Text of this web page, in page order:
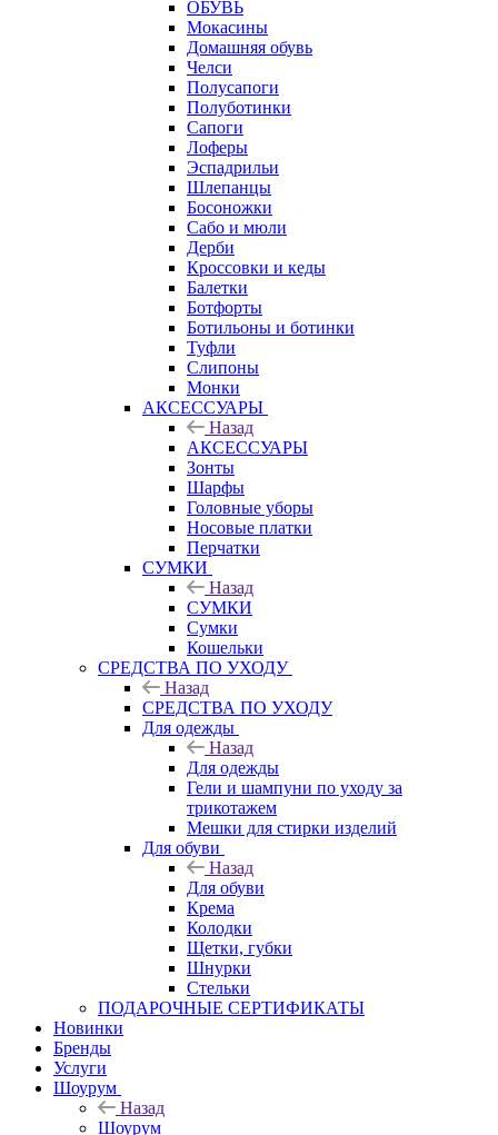
ОБУВЬ
Мокасины
Домашняя обувь
Челси
Полусапоги
Полуботинки
Сапоги
Лоферы
Эспадрильи
Шлепанцы
Босоножки
Сабо и мюли
Дерби
Кроссовки и кеды
Балетки
Ботфорты
Ботильоны и ботинки
Туфли
Слипоны
Монки
АКСЕССУАРЫ
Назад
АКСЕССУАРЫ
Зонты
Шарфы
Головные уборы
Носовые платки
Перчатки
СУМКИ
Назад
СУМКИ
Сумки
Кошельки
CРЕДСТВА ПО УХОДУ
Назад
CРЕДСТВА ПО УХОДУ
Для одежды
Назад
Для одежды
Гели и шампуни по уходу за
трикотажем
Мешки для стирки изделий
Для обуви
Назад
Для обуви
Крема
Колодки
Щетки, губки
Шнурки
Стельки
ПОДАРОЧНЫЕ СЕРТИФИКАТЫ
Новинки
Бренды
Услуги
Шоурум
Назад
Шоурум